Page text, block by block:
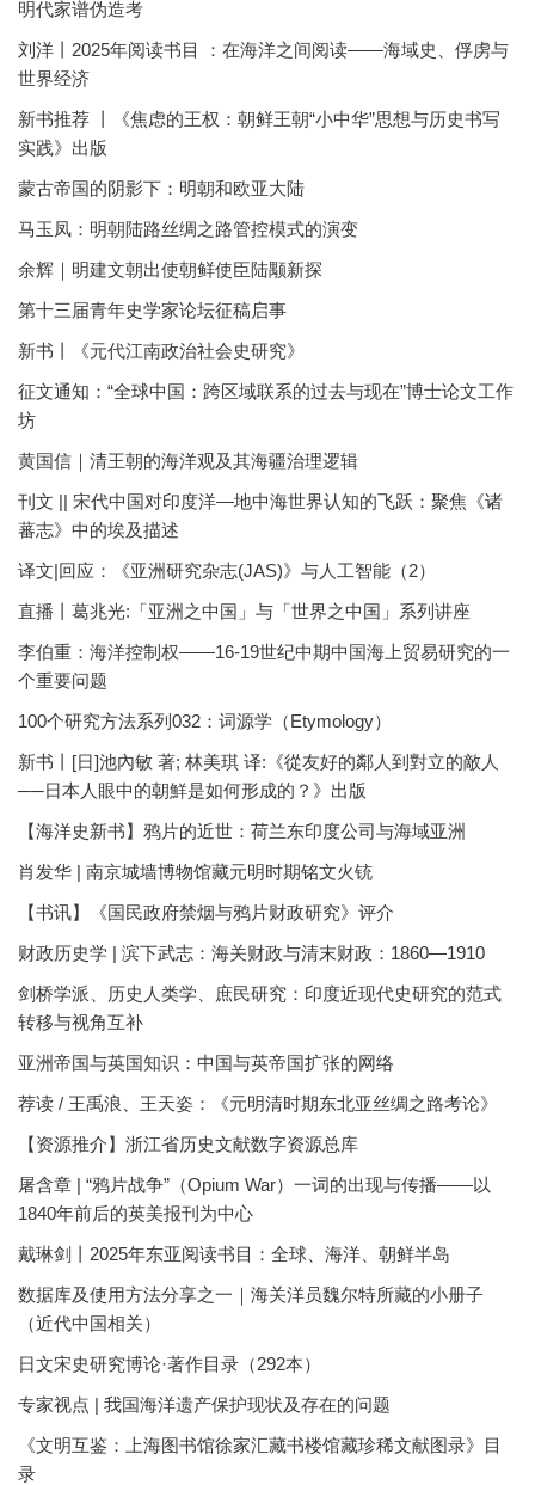
明代家谱伪造考
刘洋丨2025年阅读书目 ：在海洋之间阅读——海域史、俘虏与
世界经济
新书推荐 丨《焦虑的王权：朝鲜王朝“小中华”思想与历史书写
实践》出版
蒙古帝国的阴影下：明朝和欧亚大陆
马玉凤：明朝陆路丝绸之路管控模式的演变
余辉｜明建文朝出使朝鲜使臣陆颙新探
第十三届青年史学家论坛征稿启事
新书丨《元代江南政治社会史研究》
征文通知：“全球中国：跨区域联系的过去与现在”博士论文工作
坊
黄国信｜清王朝的海洋观及其海疆治理逻辑
刊文 || 宋代中国对印度洋—地中海世界认知的飞跃：聚焦《诸
蕃志》中的埃及描述
译文|回应：《亚洲研究杂志(JAS)》与人工智能（2）
直播丨葛兆光:「亚洲之中国」与「世界之中国」系列讲座
李伯重：海洋控制权——16-19世纪中期中国海上贸易研究的一
个重要问题
100个研究方法系列032：词源学（Etymology）
新书丨[日]池內敏 著; 林美琪 译:《從友好的鄰人到對立的敵人
──日本人眼中的朝鮮是如何形成的？》出版
【海洋史新书】鸦片的近世：荷兰东印度公司与海域亚洲
肖发华 | 南京城墙博物馆藏元明时期铭文火铳
【书讯】《国民政府禁烟与鸦片财政研究》评介
财政历史学 | 滨下武志：海关财政与清末财政：1860—1910
剑桥学派、历史人类学、庶民研究：印度近现代史研究的范式
转移与视角互补
亚洲帝国与英国知识：中国与英帝国扩张的网络
荐读 / 王禹浪、王天姿：《元明清时期东北亚丝绸之路考论》
【资源推介】浙江省历史文献数字资源总库
屠含章 | “鸦片战争”（Opium War）一词的出现与传播——以
1840年前后的英美报刊为中心
戴琳剑丨2025年东亚阅读书目：全球、海洋、朝鲜半岛
数据库及使用方法分享之一｜海关洋员魏尔特所藏的小册子
（近代中国相关）
日文宋史研究博论·著作目录（292本）
专家视点 | 我国海洋遗产保护现状及存在的问题
《文明互鉴：上海图书馆徐家汇藏书楼馆藏珍稀文献图录》目
录